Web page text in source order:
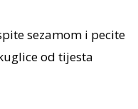
sezamom i pecite
od tijesta